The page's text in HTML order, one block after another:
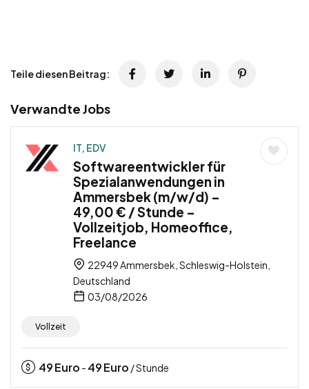
Teile diesen Beitrag:
Verwandte Jobs
IT, EDV
Softwareentwickler für
Spezialanwendungen in
Ammersbek (m/w/d) –
49,00 € / Stunde –
Vollzeitjob, Homeoffice,
Freelance
22949 Ammersbek, Schleswig-Holstein,
Deutschland
03/08/2026
Vollzeit
49Euro - 49Euro / Stunde